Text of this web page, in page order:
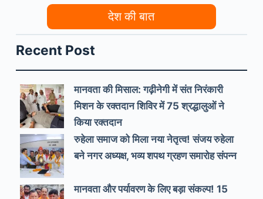
देश की बात
Recent Post
मानवता की मिसाल: गढ़ीनेगी में संत निरंकारी
मिशन के रक्तदान शिविर में 75 श्रद्धालुओं ने
किया रक्तदान
रुहेला समाज को मिला नया नेतृत्व! संजय रुहेला
बने नगर अध्यक्ष, भव्य शपथ ग्रहण समारोह संपन्न
मानवता और पर्यावरण के लिए बड़ा संकल्प! 15